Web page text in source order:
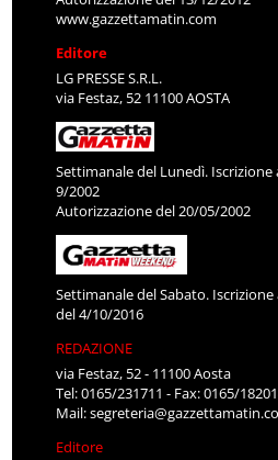
www.gazzettamatin.com
Editore
LG PRESSE S.R.L.
via Festaz, 52 11100 AOSTA
Settimanale del Lunedì. Iscrizione
9/2002
Autorizzazione del 20/05/2002
Settimanale del Sabato.
del 4/10/2016
REDAZIONE
via Festaz, 52 - 11100 Aosta
Tel: 0165/231711 - Fax: 0165/
Mail:
Editore